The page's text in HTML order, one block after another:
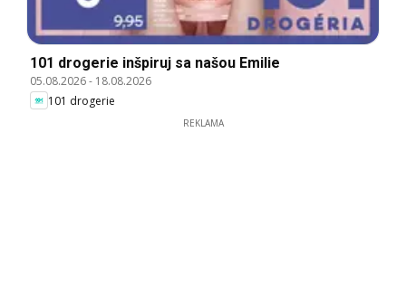
101 drogerie inšpiruj sa našou Emilie
05.08.2026- 18.08.2026
101 drogerie
REKLAMA